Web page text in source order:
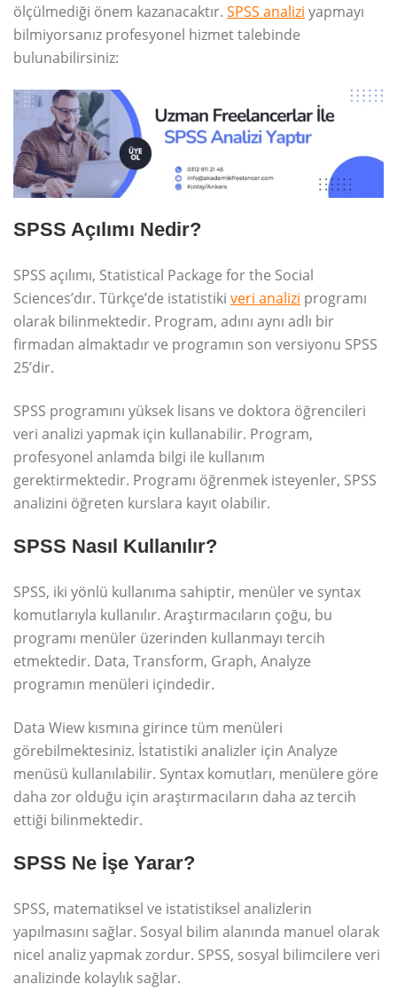
ölçülmediği önem kazanacaktır. SPSS analizi yapmayı
bilmiyorsanız profesyonel hizmet talebinde
bulunabilirsiniz:
SPSS Açılımı Nedir?
SPSS açılımı, Statistical Package for the Social
Sciences’dır. Türkçe’de istatistiki veri analizi programı
olarak bilinmektedir. Program, adını aynı adlı bir
firmadan almaktadır ve programın son versiyonu SPSS
25’dir.
SPSS programını yüksek lisans ve doktora öğrencileri
veri analizi yapmak için kullanabilir. Program,
profesyonel anlamda bilgi ile kullanım
gerektirmektedir. Programı öğrenmek isteyenler, SPSS
analizini öğreten kurslara kayıt olabilir.
SPSS Nasıl Kullanılır?
SPSS, iki yönlü kullanıma sahiptir, menüler ve syntax
komutlarıyla kullanılır. Araştırmacıların çoğu, bu
programı menüler üzerinden kullanmayı tercih
etmektedir. Data, Transform, Graph, Analyze
programın menüleri içindedir.
Data Wiew kısmına girince tüm menüleri
görebilmektesiniz. İstatistiki analizler için Analyze
menüsü kullanılabilir. Syntax komutları, menülere göre
daha zor olduğu için araştırmacıların daha az tercih
ettiği bilinmektedir.
SPSS Ne İşe Yarar?
SPSS, matematiksel ve istatistiksel analizlerin
yapılmasını sağlar. Sosyal bilim alanında manuel olarak
nicel analiz yapmak zordur. SPSS, sosyal bilimcilere veri
analizinde kolaylık sağlar.